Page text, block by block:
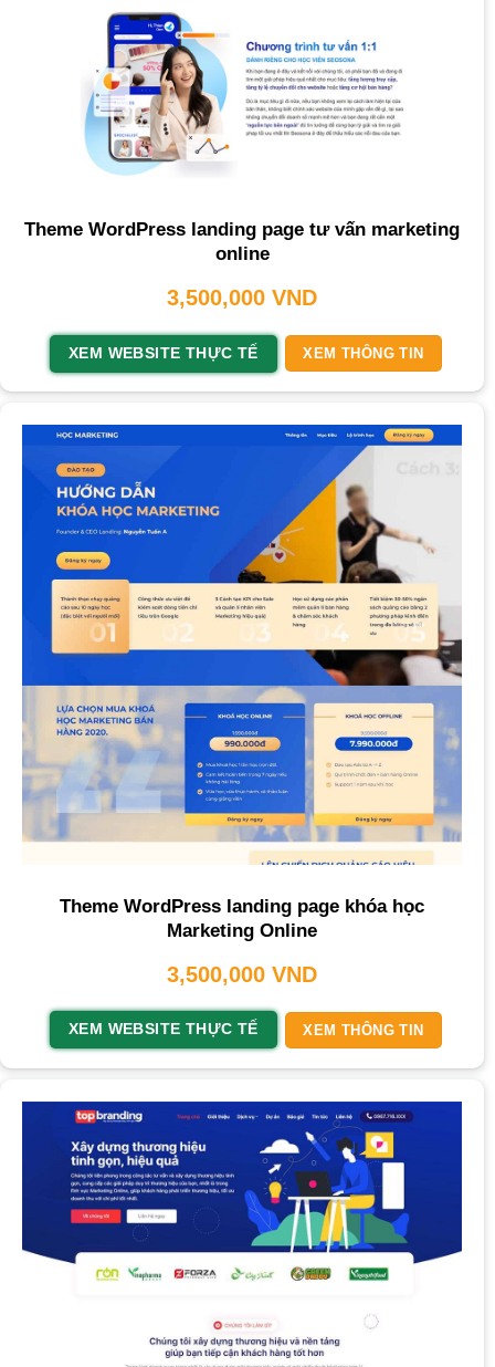
Theme WordPress landing page tư vấn marketing
online
3,500,000 VND
XEM WEBSITE THỰC TẾ XEM THÔNG TIN
Theme WordPress landing page khóa học
Marketing Online
3,500,000 VND
XEM WEBSITE THỰC TẾ XEM THÔNG TIN